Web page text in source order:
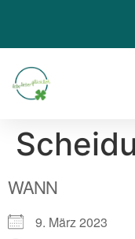
WANN
9. März 2023